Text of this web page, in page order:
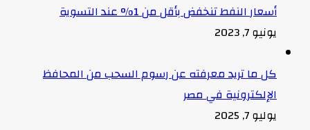
أسعار النفط تنخفض بأقل من 1% عند التسوية
يونيو 7, 2023
كل ما تريد معرفته عن رسوم السحب من المحافظ
الإلكترونية في مصر
يوليو 7, 2025